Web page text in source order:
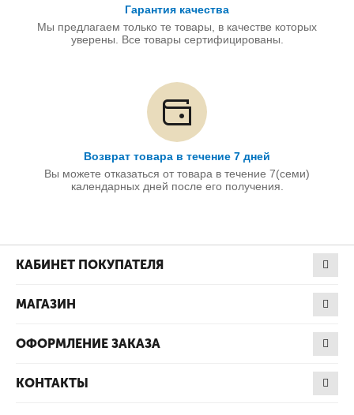
Гарантия качества
Мы предлагаем только те товары, в качестве которых
уверены. Все товары сертифицированы.
Возврат товара в течение 7 дней
Вы можете отказаться от товара в течение 7(семи)
календарных дней после его получения.
КАБИНЕТ ПОКУПАТЕЛЯ
МАГАЗИН
ОФОРМЛЕНИЕ ЗАКАЗА
КОНТАКТЫ